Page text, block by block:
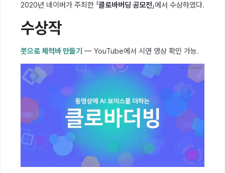
2020년 네이버가 주최한 「클로바버딩 공모전」에서 수상하였다.
수상작
붓으로 체력바 만들기 — YouTube에서 시연 영상 확인 가능.